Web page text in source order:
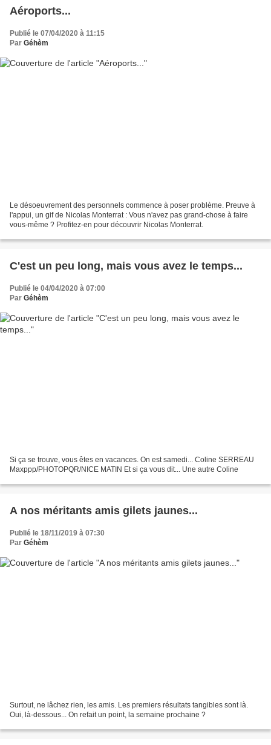
Aéroports...
Publié le 07/04/2020 à 11:15
Par Géhèm
Le désoeuvrement des personnels commence à poser problème. Preuve à
l'appui, un gif de Nicolas Monterrat : Vous n'avez pas grand-chose à faire
vous-même ? Profitez-en pour découvrir Nicolas Monterrat.
C'est un peu long, mais vous avez le temps...
Publié le 04/04/2020 à 07:00
Par Géhèm
Si ça se trouve, vous êtes en vacances. On est samedi... Coline SERREAU
Maxppp/PHOTOPQR/NICE MATIN Et si ça vous dit... Une autre Coline
A nos méritants amis gilets jaunes...
Publié le 18/11/2019 à 07:30
Par Géhèm
Surtout, ne lâchez rien, les amis. Les premiers résultats tangibles sont là.
Oui, là-dessous... On refait un point, la semaine prochaine ?